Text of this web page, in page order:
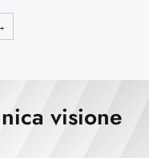
visione